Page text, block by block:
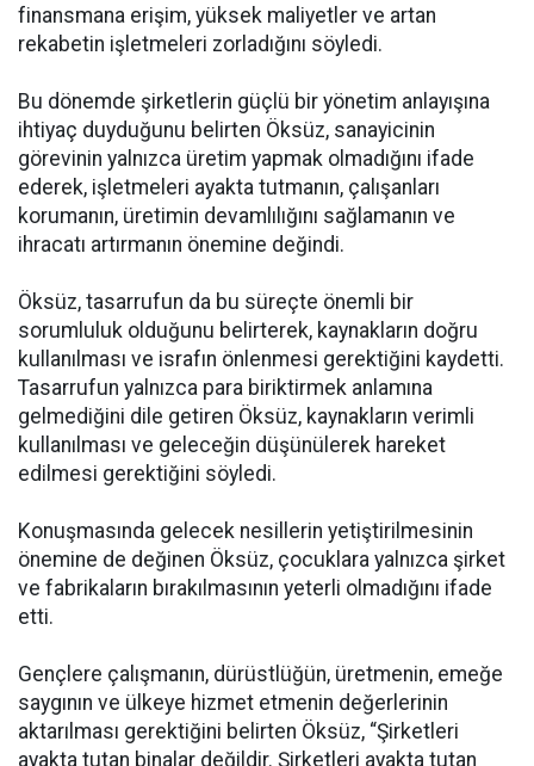
finansmana erişim, yüksek maliyetler ve artan
rekabetin işletmeleri zorladığını söyledi.
Bu dönemde şirketlerin güçlü bir yönetim anlayışına
ihtiyaç duyduğunu belirten Öksüz, sanayicinin
görevinin yalnızca üretim yapmak olmadığını ifade
ederek, işletmeleri ayakta tutmanın, çalışanları
korumanın, üretimin devamlılığını sağlamanın ve
ihracatı artırmanın önemine değindi.
Öksüz, tasarrufun da bu süreçte önemli bir
sorumluluk olduğunu belirterek, kaynakların doğru
kullanılması ve israfın önlenmesi gerektiğini kaydetti.
Tasarrufun yalnızca para biriktirmek anlamına
gelmediğini dile getiren Öksüz, kaynakların verimli
kullanılması ve geleceğin düşünülerek hareket
edilmesi gerektiğini söyledi.
Konuşmasında gelecek nesillerin yetiştirilmesinin
önemine de değinen Öksüz, çocuklara yalnızca şirket
ve fabrikaların bırakılmasının yeterli olmadığını ifade
etti.
Gençlere çalışmanın, dürüstlüğün, üretmenin, emeğe
saygının ve ülkeye hizmet etmenin değerlerinin
aktarılması gerektiğini belirten Öksüz, “Şirketleri
ayakta tutan binalar değildir. Şirketleri ayakta tutan